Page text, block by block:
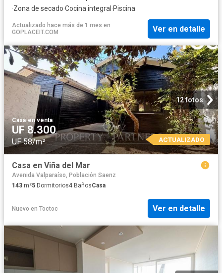
·Zona de secado·Cocina integral ·Piscina
Actualizado hace más de 1 mes en
GOPLACEIT.COM
Ver en detalle
12 fotos
Casa·en venta
UF 8.300
UF 58/m² ACTUALIZADO
Casa en Viña del Mar
Avenida Valparaíso, Población Saenz
143 m²5 Dormitorios4 BañosCasa
Nuevo en Toctoc Ver en detalle